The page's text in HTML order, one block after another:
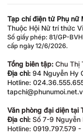
Tạp chí điện tử Phụ nữ
Thuộc Hội Nữ trí thức
Số giấy phép: 81/GP-
cấp ngày 12/6/2026.
Tổng biên tập: Chu Thị
Địa chỉ: 94 Nguyễn Hy
Hotline:
Văn phòng đại diện tại
Địa chỉ: Số 7-9 Nguyễn
Hotline: 0919.797.579